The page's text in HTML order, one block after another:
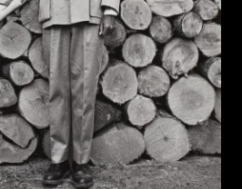
十及二十一世纪视觉